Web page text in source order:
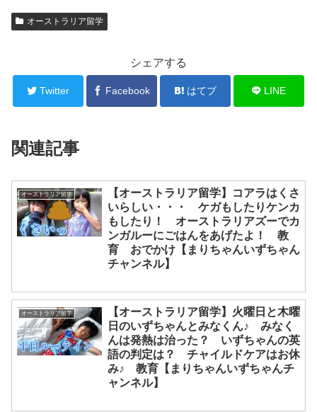
オーストラリア留学
シェアする
Twitter Facebook はてブ LINE
関連記事
オーストラリア留学
【オーストラリア留学】コアラはくさ
いらしい・・・ ケガもしたりケンカ
もしたり！ オーストラリアズーでカ
ンガルーにごはんをあげたよ！ 教
育 おでかけ【まりちゃんいずちゃん
チャンネル】
オーストラリア留学
【オーストラリア留学】火曜日と木曜
日のいずちゃんとみなくん♪ みなく
んは発熱は治った？ いずちゃんの英
語の判定は？ チャイルドケアはお休
み♪ 教育【まりちゃんいずちゃんチ
ャンネル】